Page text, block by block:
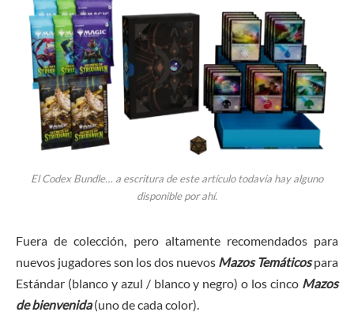
El Codex Bundle… a escritura de este artículo todavía hay alguno
disponible por ahí.
Fuera de colección, pero altamente recomendados para
nuevos jugadores son los dos nuevos Mazos Temáticospara
Estándar (blanco y azul / blanco y negro) o los cinco Mazos
de bienvenida(uno de cada color).